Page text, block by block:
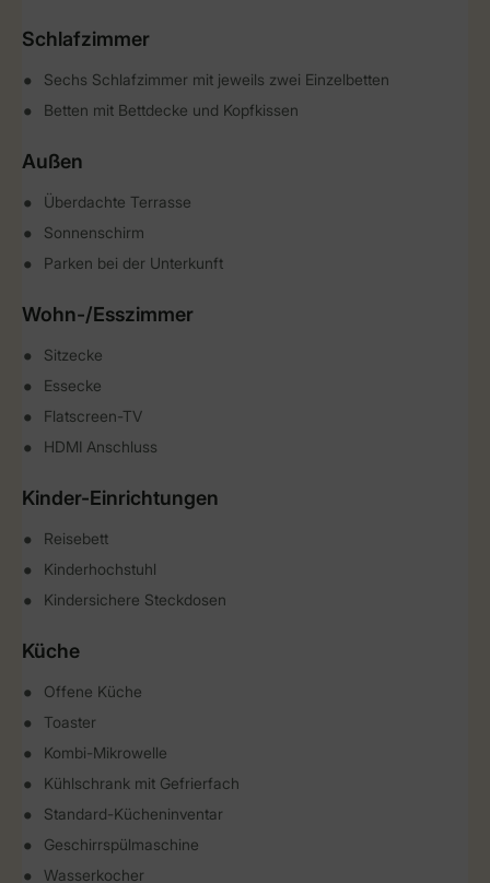
Schlafzimmer
Sechs Schlafzimmer mit jeweils zwei Einzelbetten
Betten mit Bettdecke und Kopfkissen
Außen
Überdachte Terrasse
Sonnenschirm
Parken bei der Unterkunft
Wohn-/Esszimmer
Sitzecke
Essecke
Flatscreen-TV
HDMI Anschluss
Kinder-Einrichtungen
Reisebett
Kinderhochstuhl
Kindersichere Steckdosen
Küche
Offene Küche
Toaster
Kombi-Mikrowelle
Kühlschrank mit Gefrierfach
Standard-Kücheninventar
Geschirrspülmaschine
Wasserkocher